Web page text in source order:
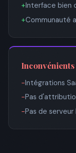
+Interface bien
+Communauté
Inconvénients
−Intégrations
−Pas
−Pas de serveur